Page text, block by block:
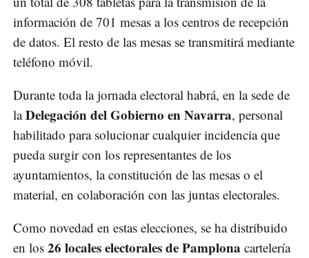
información de 701 mesas a los centros de recepción
de datos. El resto de las mesas se transmitirá mediante
teléfono móvil.
Durante toda la jornada electoral habrá, en la sede de
laDelegación del Gobierno en Navarra, personal
habilitado para solucionar cualquier incidencia que
pueda surgir con los representantes de los
ayuntamientos, la constitución de las mesas o el
material, en colaboración con las juntas electorales.
Como novedad en estas elecciones, se ha distribuido
en los 26 locales electorales de Pamplona cartelería